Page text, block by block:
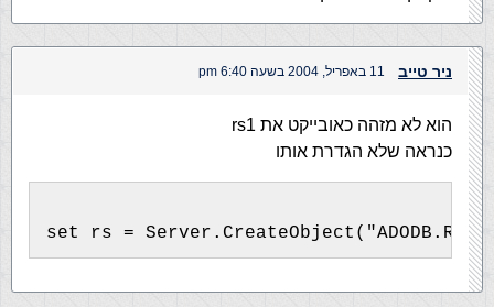
ניר טייב 11 באפריל, 2004 בשעה 6:40 pm
הוא לא מזהה כאובייקט את rs1
כנראה שלא הגדרת אותו
set rs =